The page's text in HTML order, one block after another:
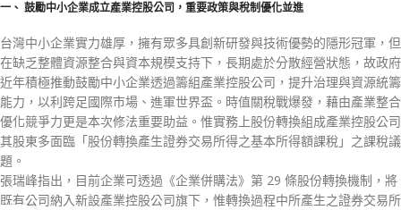
一、 鼓勵中小企業成立產業控股公司，重要政策與稅制優化並進
台灣中小企業實力雄厚，擁有眾多具創新研發與技術優勢的隱形冠軍，但
在缺乏整體資源整合與資本規模支持下，長期處於分散經營狀態，故政府
近年積極推動鼓勵中小企業透過籌組產業控股公司，提升治理與資源統籌
能力，以利跨足國際市場、進軍世界盃。時值關稅戰爆發，藉由產業整合
優化競爭力更是本次修法重要助益。惟實務上股份轉換組成產業控股公司
其股東多面臨「股份轉換產生證券交易所得之基本所得額課稅」之課稅議
題。
張瑞峰指出，目前企業可透過《企業併購法》第 29 條股份轉換機制，將
既有公司納入新設產業控股公司旗下，惟轉換過程中所產生之證券交易所